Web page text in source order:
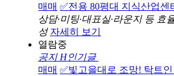
매매 ✅전용 80평대 지식산업센
상담·미팅·대표실·라운지 등 효
성 자세히 보기
열람중
공지 H인기글
매매 ✅빛고을대로 조망! 탁트